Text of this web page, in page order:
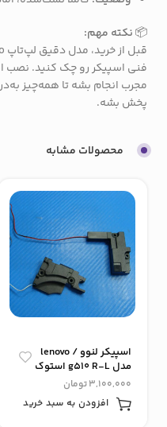
📦نکته مهم:
فنی اسپیکر رو چک کنید. نصب
مجرب انجام بشه تا همه‌چیز
پخش بشه.
محصولات مشابه
اسپیکر لنوو / lenovo
مدل g510 R-L استوک
3,100,000تومان
افزودن به سبد خرید